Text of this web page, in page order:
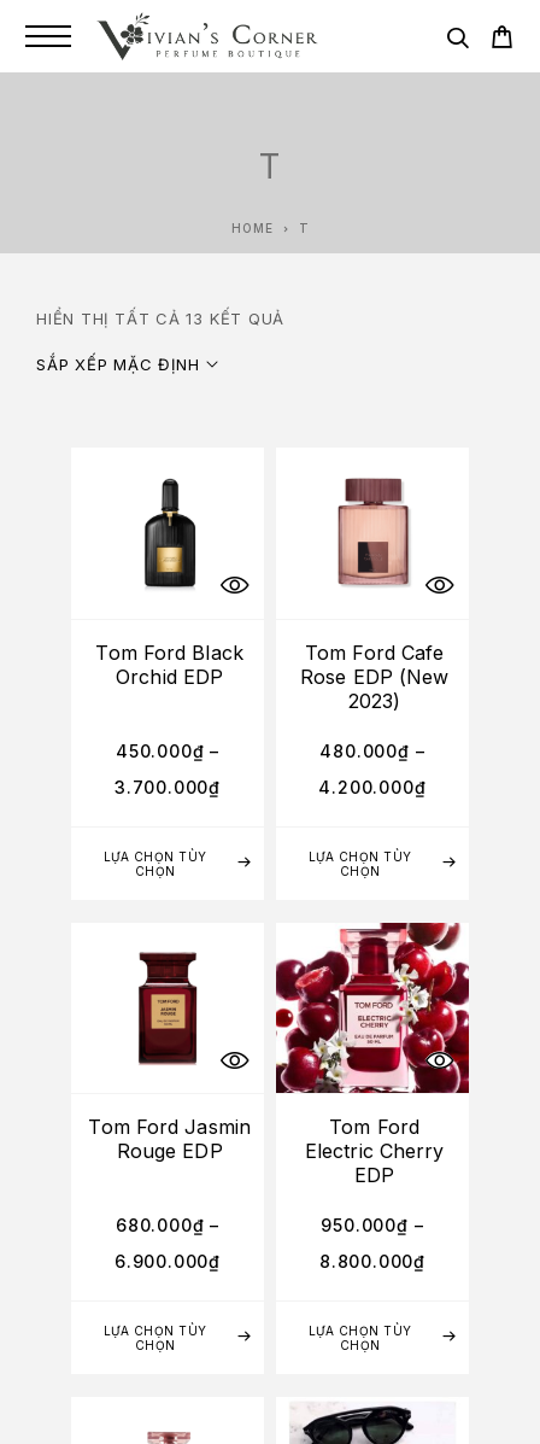
T
HOME T
HIỂN THỊ TẤT CẢ 13 KẾT QUẢ
SẮP XẾP MẶC ĐỊNH
LỰA CHỌN TÙY
CHỌN
Tom Ford Black
Orchid EDP
450.000₫ –
3.700.000₫
LỰA CHỌN TÙY
CHỌN
Tom Ford Cafe
Rose EDP (New
2023)
480.000₫ –
4.200.000₫
LỰA CHỌN TÙY
CHỌN
Tom Ford Jasmin
Rouge EDP
680.000₫ –
6.900.000₫
LỰA CHỌN TÙY
CHỌN
Tom Ford
Electric Cherry
EDP
950.000₫ –
8.800.000₫